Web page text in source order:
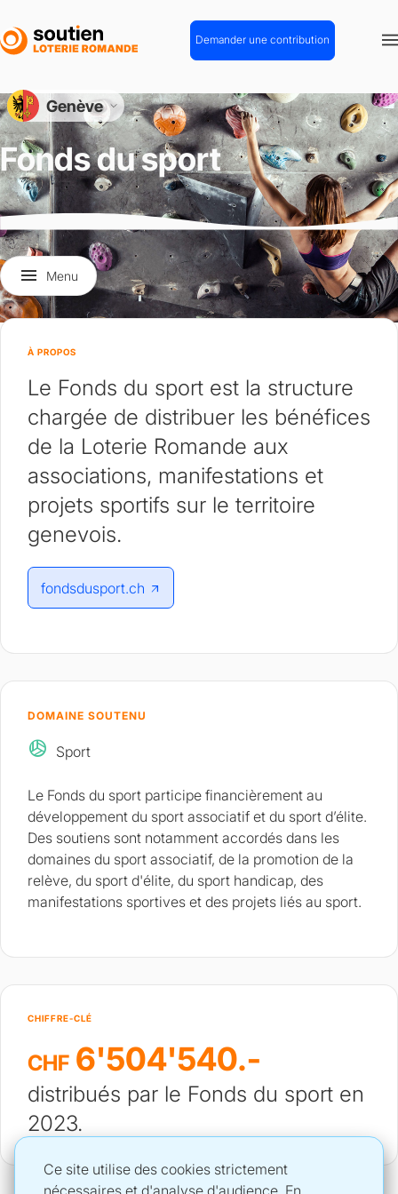
au
contenu
Demander une contribution
Genève
Genève
Fonds du sport
menu Menu
À PROPOS
Le Fonds du sport est la structure
chargée de distribuer les bénéfices
de la Loterie Romande aux
associations, manifestations et
projets sportifs sur le territoire
genevois.
fondsdusport.ch
DOMAINE SOUTENU
sports_volleyball Sport
Le Fonds du sport participe financièrement au
développement du sport associatif et du sport d’élite.
Des soutiens sont notamment accordés dans les
domaines du sport associatif, de la promotion de la
relève, du sport d'élite, du sport handicap, des
manifestations sportives et des projets liés au sport.
CHIFFRE-CLÉ
CHF 6'504'540.-
distribués par le Fonds du sport en
2023.
Ce site utilise des cookies strictement